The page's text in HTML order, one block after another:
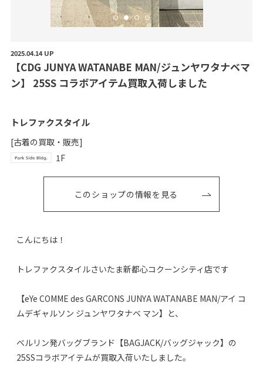
2025.04.14 UP
【CDG JUNYAWATANABE MAN/ジュンヤワタナベマ
ン】 25SS コラボアイテム買取入荷しま した
トレファクスタイル
[古着の買取・販売]
1F
このショップの情報を見る
こんにちは！
トレファクスタイルさいたま新都心コクーンシティ店です
【eYe COMME des GARCONS JUNYA WATANABE MAN/アイ コ
ムデギャルソン ジュンヤワタナベ マン】と、
ベルリン発バッグブランド【BAGJACK/バッグジャック】の
25SSコラボアイテムが買取入荷いたしました。